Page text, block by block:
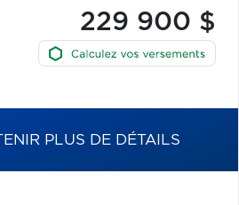
229 900 $
PLUS DE DÉTAILS